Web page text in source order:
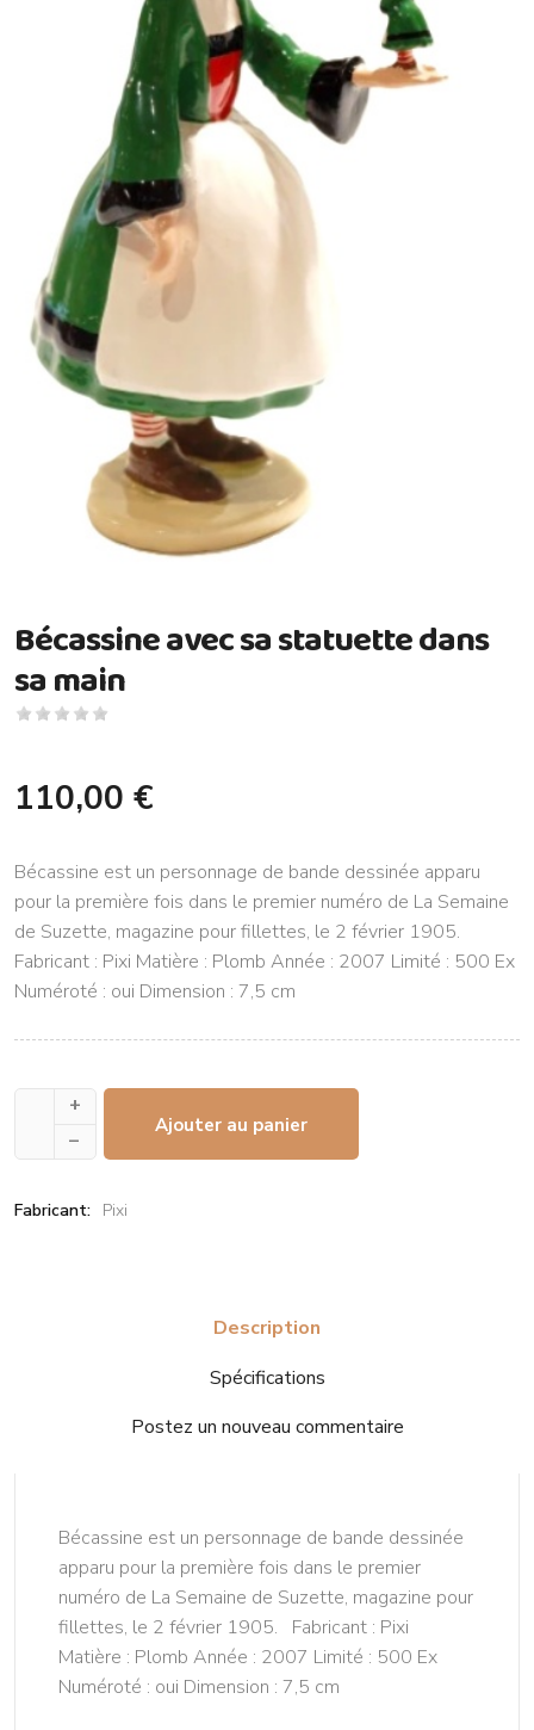
Bécassine avec sa statuette dans
sa main
110,00 €
Bécassine est un personnage de bande dessinée apparu
pour la première fois dans le premier numéro de La Semaine
de Suzette, magazine pour fillettes, le 2 février 1905.
Fabricant : Pixi Matière : Plomb Année : 2007 Limité : 500 Ex
Numéroté : oui Dimension : 7,5 cm
+
–
Ajouter au panier
Fabricant: Pixi
Description
Spécifications
Postez un nouveau commentaire
Bécassine est un personnage de bande dessinée
apparu pour la première fois dans le premier
numéro de La Semaine de Suzette, magazine pour
fillettes, le 2 février 1905. Fabricant : Pixi
Matière : Plomb Année : 2007 Limité : 500 Ex
Numéroté : oui Dimension : 7,5 cm